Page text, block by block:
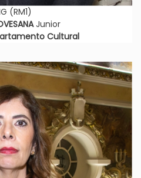
(RM1)
Junior
Cultural